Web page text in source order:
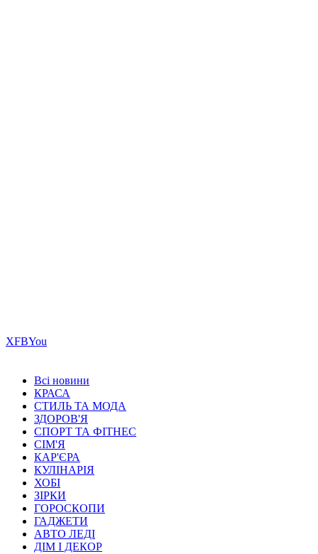
ХFBYou
Всі новини
КРАСА
СТИЛЬ ТА МОДА
ЗДОРОВ'Я
СПОРТ ТА ФІТНЕС
СІМ'Я
КАР'ЄРА
КУЛІНАРІЯ
ХОБІ
ЗІРКИ
ГОРОСКОПИ
ГАДЖЕТИ
АВТО ЛЕДІ
ДІМ І ДЕКОР